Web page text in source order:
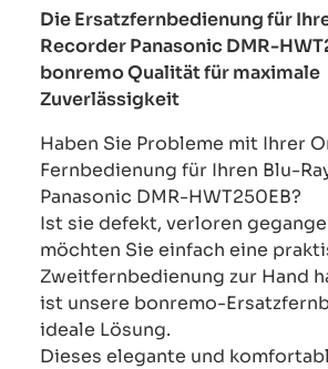
Die Ersatzfernbedienung für
Recorder Panasonic DMR-
bonremo Qualität für maximale
Zuverlässigkeit
Haben Sie Probleme mit Ihrer
Fernbedienung für Ihren Blu-
Panasonic DMR-HWT250EB?
Ist sie defekt, verloren
möchten Sie einfach eine
Zweitfernbedienung zur Hand
ist unsere bonremo-
ideale Lösung.
Dieses elegante und